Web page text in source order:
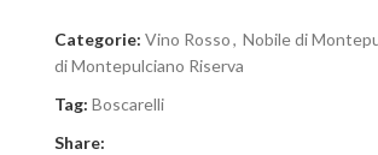
Categorie: Vino Rosso, Nobile di
di Montepulciano Riserva
Tag: Boscarelli
Share: